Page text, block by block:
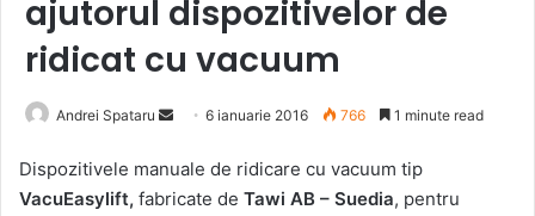
ajutorul dispozitivelor de
ridicat cu vacuum
Andrei Spataru
Send
email
6 ianuarie 2016 766 1 minute read
Dispozitivele manuale de ridicare cu vacuum tip
VacuEasylift, fabricate de Tawi AB – Suedia, pentru